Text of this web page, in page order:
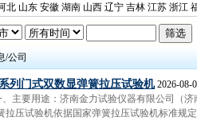
北 山东 安徽 湖南 山西 辽宁 吉林 江苏 浙江
/公司
列门式双数显弹簧拉压试验机2026-08-
、主要用途：济南金力试验仪器有限公司（
拉压试验机依据国家弹簧拉压试验机标准规